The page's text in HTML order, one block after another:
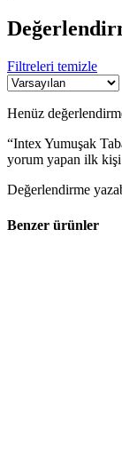
Filtreleri temizle
Henüz
“Intex Yumuşak
yorum yapan ilk
Değerlendirme
Benzer ürünler